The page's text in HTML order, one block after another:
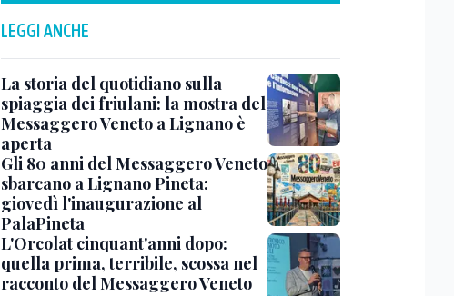
LEGGI ANCHE
La storia del quotidiano sulla
spiaggia dei friulani: la mostra del
Messaggero Veneto a Lignano è
aperta
Gli 80 anni del Messaggero Veneto
sbarcano a Lignano Pineta:
giovedì l'inaugurazione al
PalaPineta
L'Orcolat cinquant'anni dopo:
quella prima, terribile, scossa nel
racconto del Messaggero Veneto